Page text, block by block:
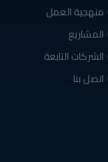
منهجية العمل
المشاريع
الشركات التابعة
اتصل بنا